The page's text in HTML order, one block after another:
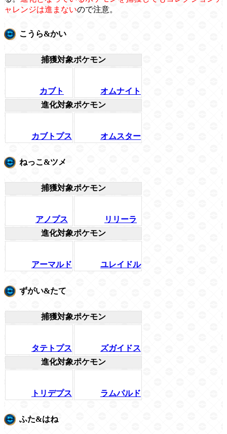
ャレンジは進まないので注意。
こうら&かい
捕獲対象ポケモン
カブト
オムナイト
進化対象ポケモン
カブトプス オムスター
ねっこ&ツメ
捕獲対象ポケモン
アノプス
リリーラ
進化対象ポケモン
アーマルド ユレイドル
ずがい&たて
捕獲対象ポケモン
タテトプス
ズガイドス
進化対象ポケモン
トリデプス ラムパルド
ふた&はね